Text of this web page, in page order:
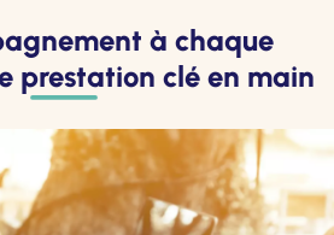
à chaque
prestation clé en main